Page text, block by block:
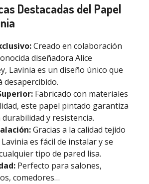
Destacadas del Papel
Creado en colaboración
diseñadora Alice
Lavinia es un diseño único que
desapercibido.
Fabricado con materiales
este papel pintado garantiza
y resistencia.
Gracias a la calidad tejido
es fácil de instalar y se
tipo de pared lisa.
Perfecto para salones,
comedores…